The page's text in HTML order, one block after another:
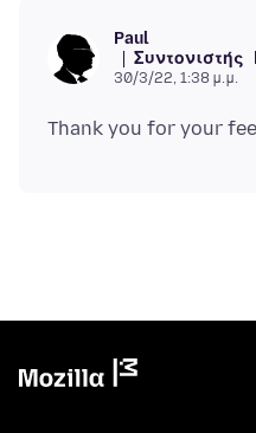
Paul
Συντονιστής
30/3/22, 1:38 μ.μ.